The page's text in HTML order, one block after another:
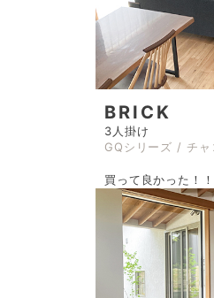
BRICK
3人掛け
GQシリーズ / チャ
買って良かった！！